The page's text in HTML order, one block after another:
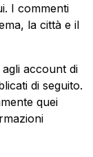
I commenti
la città e il
account di
di seguito.
quei